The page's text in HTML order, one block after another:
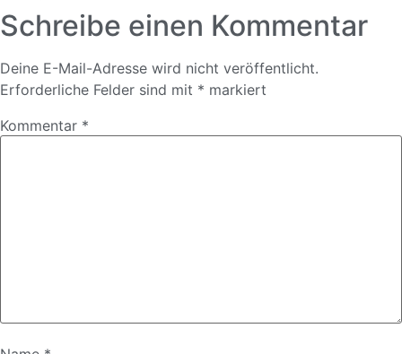
Schreibe einen Kommentar
Deine E-Mail-Adresse wird nicht veröffentlicht.
Erforderliche Felder sind mit * markiert
Kommentar *